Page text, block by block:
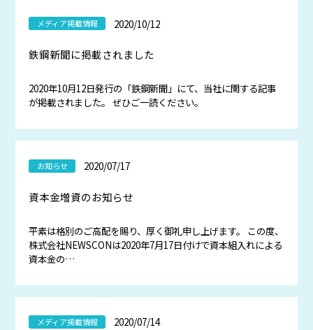
メディア掲載情報 2020/10/12
鉄鋼新聞に掲載されました
2020年10月12日発行の「鉄鋼新聞」にて、当社に関する記事
が掲載されました。 ぜひご一読ください。
お知らせ 2020/07/17
資本金増資のお知らせ
平素は格別のご高配を賜り、厚く御礼申し上げます。 この度、
株式会社NEWSCONは2020年7月17日付けで資本組入れによる
資本金の…
メディア掲載情報 2020/07/14